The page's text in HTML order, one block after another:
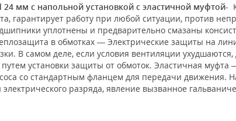
24 мм с напольной установкой с эластичной муфтой-
гарантирует работу при любой ситуации, против
уплотнены и предварительно смазаны
в обмотках — Электрические защиты на
В самом деле, если условия вентиляции ухудшаются,
установки защиты от обмоток. Эластичная муфта
со стандартным фланцем для передачи
электрического разряда, явление вызванное